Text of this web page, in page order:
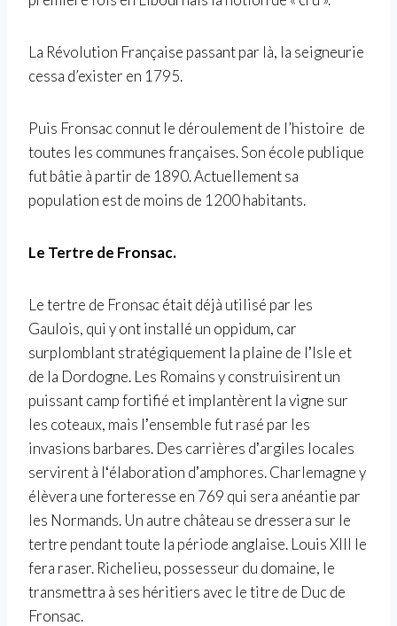
La Révolution Française passant par là, la seigneurie
cessa d’exister en 1795.
Puis Fronsac connut le déroulement de l’histoire de
toutes les communes françaises. Son école publique
fut bâtie à partir de 1890. Actuellement sa
population est de moins de 1200 habitants.
Le Tertre de Fronsac.
Le tertre de Fronsac était déjà utilisé par les
Gaulois, qui y ont installé un oppidum, car
surplomblant stratégiquement la plaine de lʼIsle et
de la Dordogne. Les Romains y construisirent un
puissant camp fortifié et implantèrent la vigne sur
les coteaux, mais lʼensemble fut rasé par les
invasions barbares. Des carrières dʼargiles locales
servirent à lʻélaboration dʼamphores. Charlemagne y
élèvera une forteresse en 769 qui sera anéantie par
les Normands. Un autre château se dressera sur le
tertre pendant toute la période anglaise. Louis XIII le
fera raser. Richelieu, possesseur du domaine, le
transmettra à ses héritiers avec le titre de Duc de
Fronsac.